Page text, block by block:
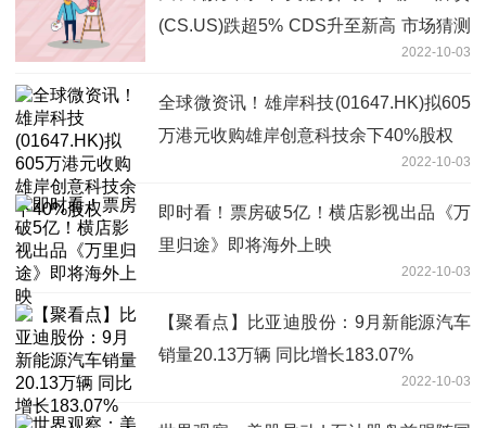
(CS.US)跌超5% CDS升至新高 市场猜测
2022-10-03
全球微资讯！雄岸科技(01647.HK)拟605
万港元收购雄岸创意科技余下40%股权
2022-10-03
即时看！票房破5亿！横店影视出品《万
里归途》即将海外上映
2022-10-03
【聚看点】比亚迪股份：9月新能源汽车
销量20.13万辆 同比增长183.07%
2022-10-03